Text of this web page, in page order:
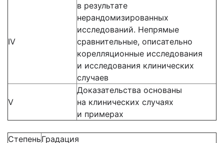
IV
в результате
нерандомизированных
исследований. Непрямые
сравнительные, описательно
корелляционные исследования
и исследования клинических
случаев
V
Доказательства основаны
на клинических случаях
и примерах
СтепеньГрадация